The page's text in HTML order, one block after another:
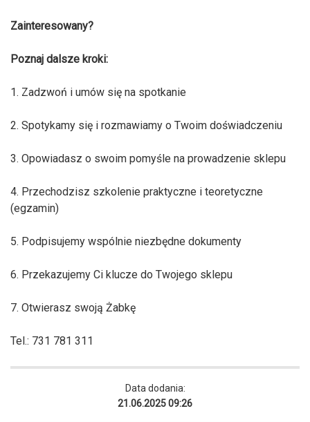
Zainteresowany?
Poznaj dalsze kroki:
1. Zadzwoń i umów się na spotkanie
2. Spotykamy się i rozmawiamy o Twoim doświadczeniu
3. Opowiadasz o swoim pomyśle na prowadzenie sklepu
4. Przechodzisz szkolenie praktyczne i teoretyczne
(egzamin)
5. Podpisujemy wspólnie niezbędne dokumenty
6. Przekazujemy Ci klucze do Twojego sklepu
7. Otwierasz swoją Żabkę
Tel.: 731 781 311
Data dodania:
21.06.2025 09:26